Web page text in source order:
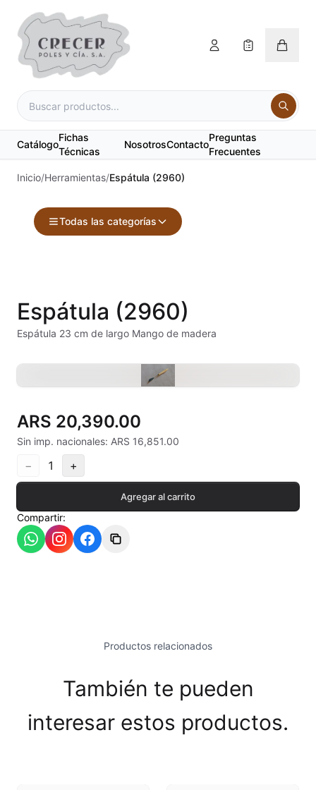
Catálogo
Fichas
Técnicas
NosotrosContacto
Preguntas
Frecuentes
Inicio/Herramientas/Espátula (2960)
Todas las categorías
Alambre Kanthal
Bizcochos cerámicos
Conos pirometricos Orton
Crayones cerámicos
Crisoles refractarios
Esmaltes Brillantes
Esmaltes fundentes fluxes
Esmaltes Jaspeados
Espátula (2960)
Espátula 23 cm de largo Mango de madera
ARS 20,390.00
Sin imp. nacionales: ARS 16,851.00
− 1 +
Agregar al carrito
Compartir:
Productos relacionados
También te pueden
interesar estos productos.